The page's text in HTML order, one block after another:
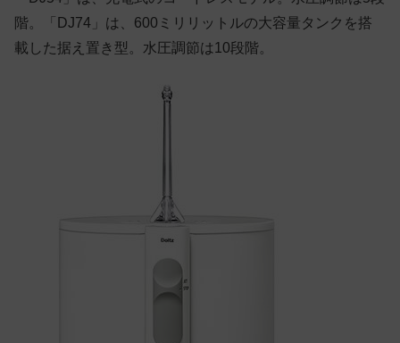
階。「DJ74」は、600ミリリットルの大容量タンクを搭
載した据え置き型。水圧調節は10段階。